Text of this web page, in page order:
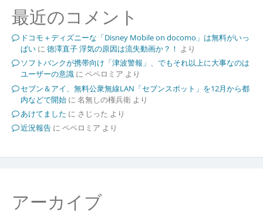
最近のコメント
ドコモ＋ディズニーな「Disney Mobile on docomo」は無料がいっ
ぱいに 徳澤直子 浮気の原因は流失動画か？！ より
ソフトバンクが携帯向け「津波警報」、でもそれ以上に大事なのは
ユーザーの意識に ペペロミア より
セブン＆アイ、無料公衆無線LAN「セブンスポット」を12月から都
内などで開始に 名無しの権兵衛より
あけてました に さじった より
近況報告に ペペロミア より
アーカイブ